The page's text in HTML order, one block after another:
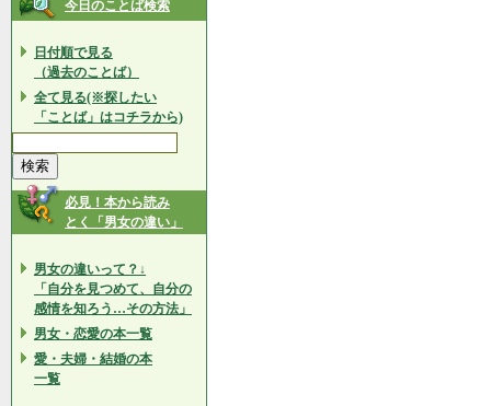
今日のことば検索
日付順で見る
（過去のことば）
全て見る(※探したい
「ことば」はコチラから)
必見！本から読み
とく「男女の違い」
男女の違いって？↓
「自分を見つめて、自分の
感情を知ろう…その方法」
男女・恋愛の本一覧
愛・夫婦・結婚の本
一覧